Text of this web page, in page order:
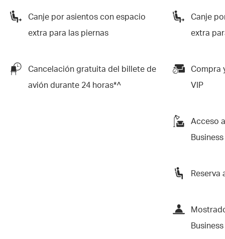
Canje por asientos con espacio
extra para las piernas
Cancelación gratuita del billete de
avión durante 24 horas*^
Canje
extra
Compra
VIP
Acceso
Business
Reserva
Business